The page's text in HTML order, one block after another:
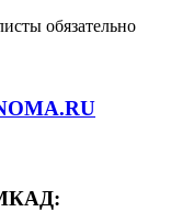
обязательно
МКАД: